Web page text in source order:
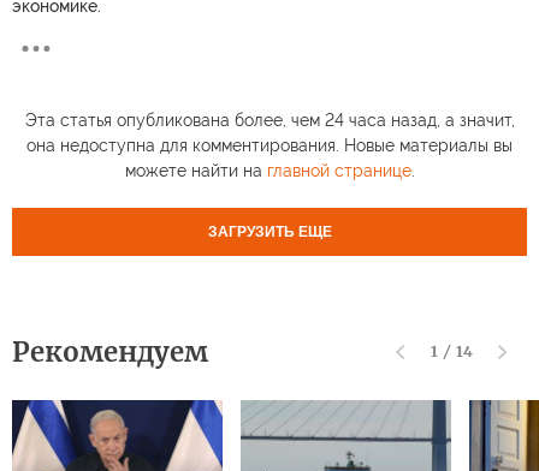
экономике.
Эта статья опубликована более, чем 24 часа назад, а значит,
она недоступна для комментирования. Новые материалы вы
можете найти на главной странице.
ЗАГРУЗИТЬ ЕЩЕ
Рекомендуем 1 / 14